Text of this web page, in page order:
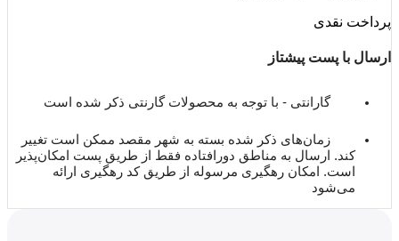
پرداخت نقدی
ارسال با پست پیشتاز
گارانتی - با توجه به محصولات گارنتی ذکر شده است
زمان‌های ذکر شده بسته به شهر مقصد ممکن است تغییر
کند. ارسال به مناطق دورافتاده فقط از طریق پست امکان‌پذیر
است. امکان رهگیری مرسوله از طریق کد رهگیری ارائه
می‌شود